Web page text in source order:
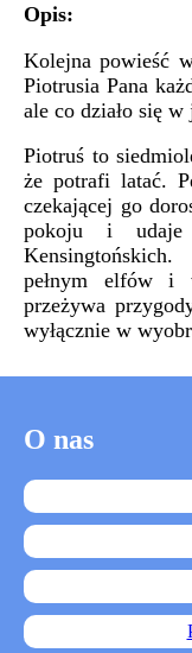
Opis:
Kolejna powieść
Piotrusia Pana
ale co działo się
Piotruś to
że potrafi latać.
czekającej go
pokoju i udaje
pełnym elfów i
przeżywa
wyłącznie w
O nas